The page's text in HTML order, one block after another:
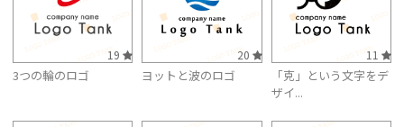
19
3つの輪のロゴ
20
ヨットと波のロゴ
11
「克」という文字をデ
ザイ...